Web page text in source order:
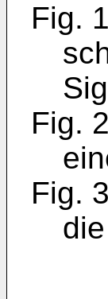
Fig. 1
Fig. 2
Fig. 3